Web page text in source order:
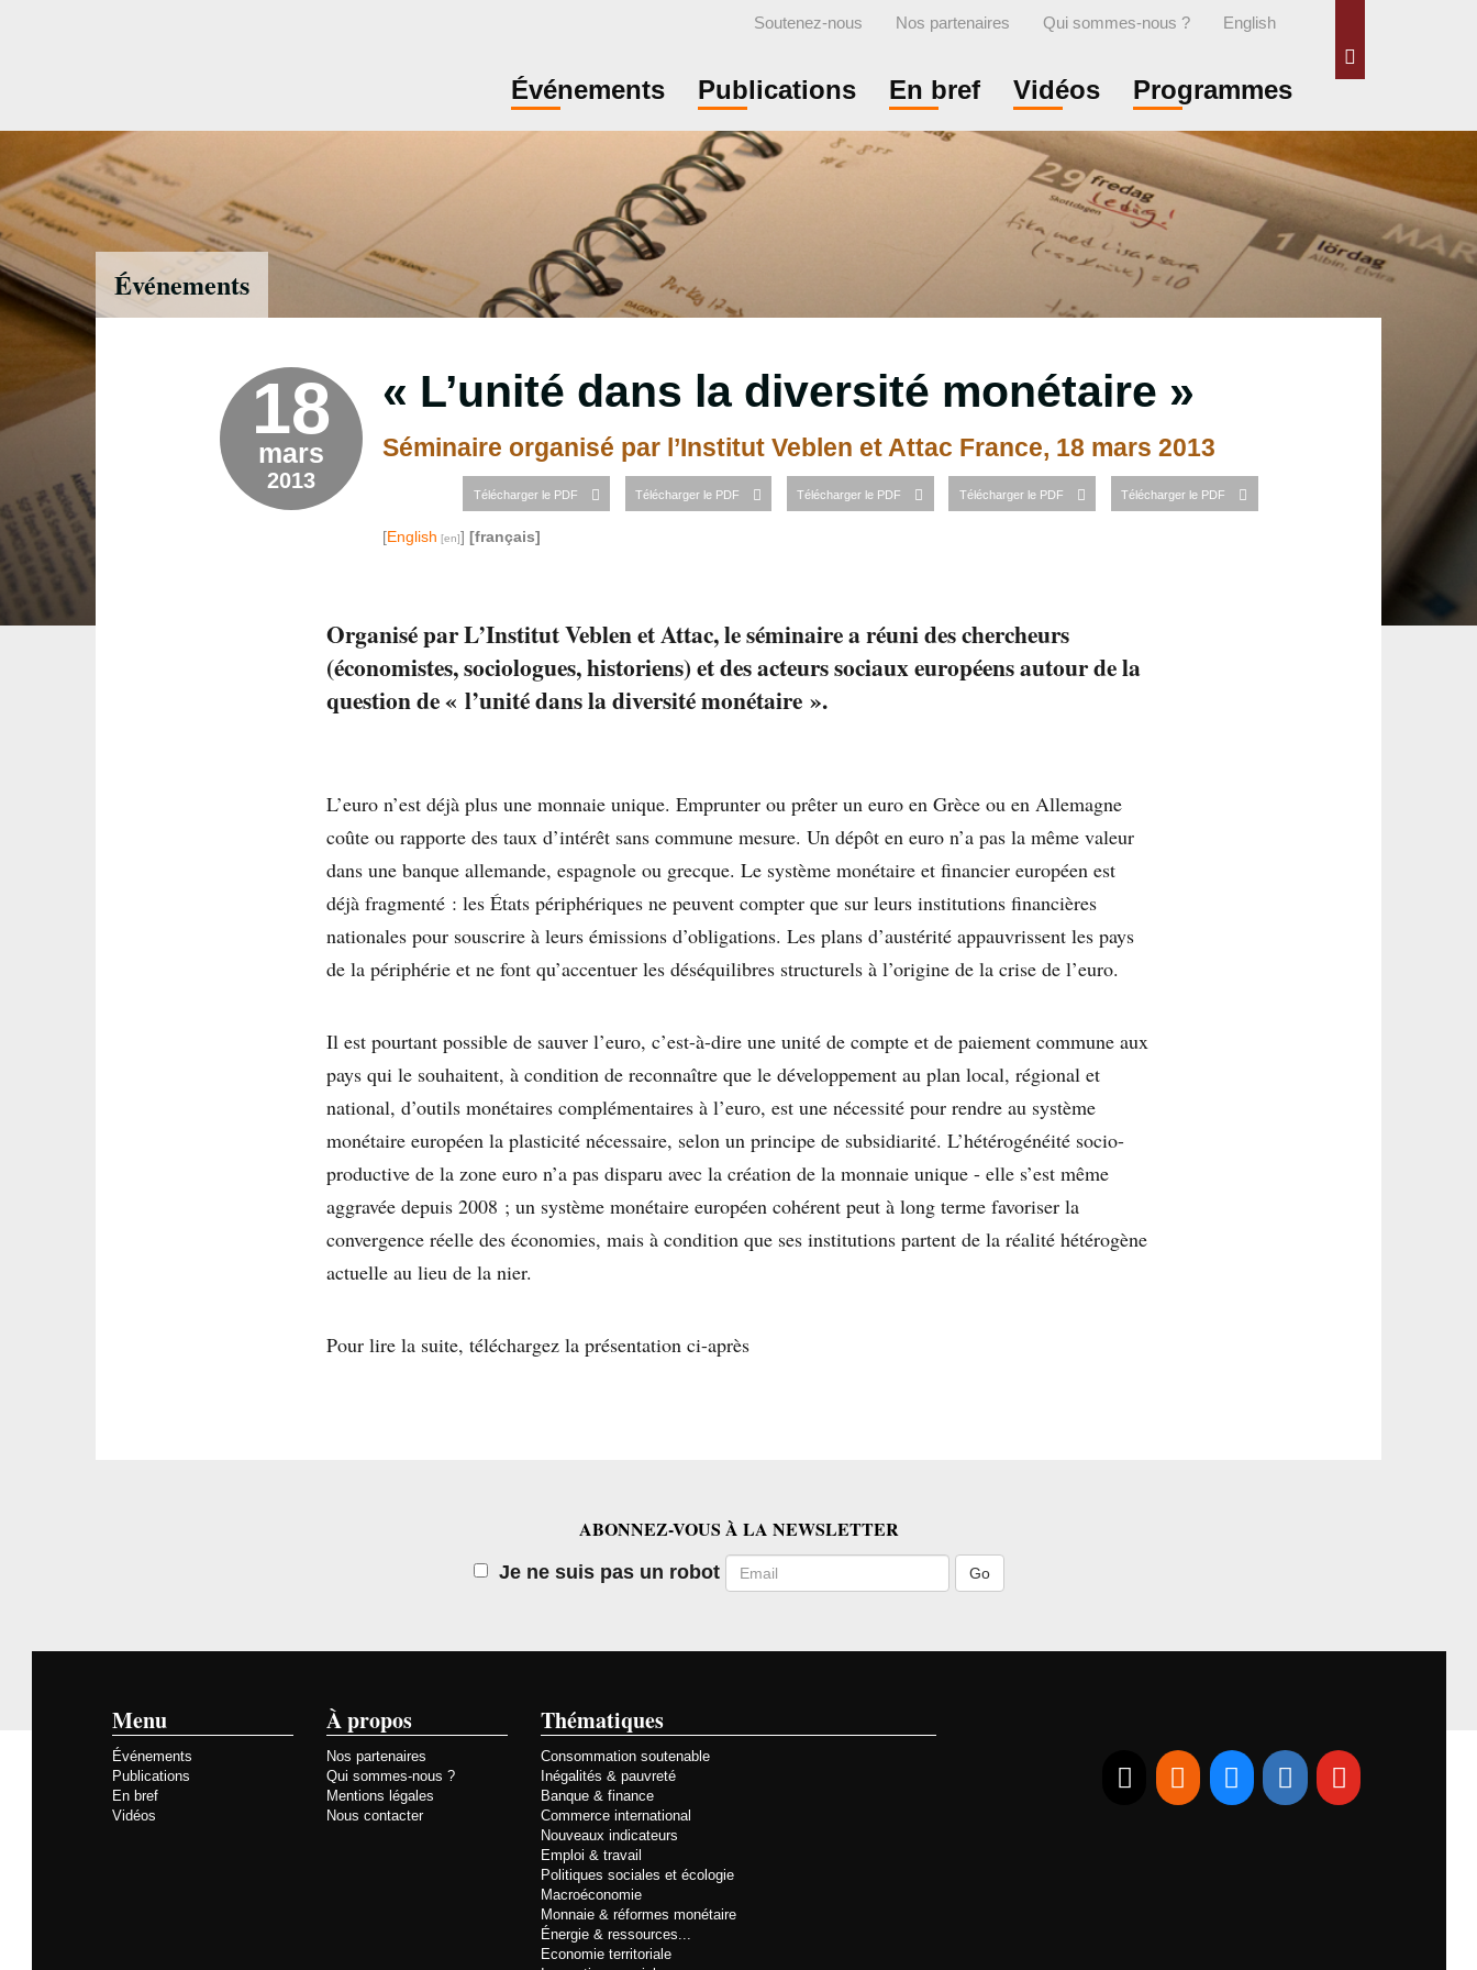
Soutenez-nous Nos partenaires Qui sommes-nous ? English
Événements Publications En bref Vidéos Programmes
Événements
18
mars
2013
« L’unité dans la diversité monétaire »
Séminaire organisé par l’Institut Veblen et Attac France, 18 mars 2013
Télécharger le PDF
Télécharger le PDF
Télécharger le PDF
Télécharger le PDF
Télécharger le PDF
[English ] [français]
Organisé par L’Institut Veblen et Attac, le séminaire a réuni des chercheurs
(économistes, sociologues, historiens) et des acteurs sociaux européens autour de la
question de « l’unité dans la diversité monétaire ».
L’euro n’est déjà plus une monnaie unique. Emprunter ou prêter un euro en Grèce ou en Allemagne
coûte ou rapporte des taux d’intérêt sans commune mesure. Un dépôt en euro n’a pas la même valeur
dans une banque allemande, espagnole ou grecque. Le système monétaire et financier européen est
déjà fragmenté : les États périphériques ne peuvent compter que sur leurs institutions financières
nationales pour souscrire à leurs émissions d’obligations. Les plans d’austérité appauvrissent les pays
de la périphérie et ne font qu’accentuer les déséquilibres structurels à l’origine de la crise de l’euro.
Il est pourtant possible de sauver l’euro, c’est-à-dire une unité de compte et de paiement commune aux
pays qui le souhaitent, à condition de reconnaître que le développement au plan local, régional et
national, d’outils monétaires complémentaires à l’euro, est une nécessité pour rendre au système
monétaire européen la plasticité nécessaire, selon un principe de subsidiarité. L’hétérogénéité socio-
productive de la zone euro n’a pas disparu avec la création de la monnaie unique - elle s’est même
aggravée depuis 2008 ; un système monétaire européen cohérent peut à long terme favoriser la
convergence réelle des économies, mais à condition que ses institutions partent de la réalité hétérogène
actuelle au lieu de la nier.
Pour lire la suite, téléchargez la présentation ci-après
ABONNEZ-VOUS À LA NEWSLETTER
Je ne suis pas un robot Email
Menu
Événements
Publications
En bref
Vidéos
À propos
Nos partenaires
Qui sommes-nous ?
Mentions légales
Nous contacter
Thématiques
Consommation soutenable
Inégalités & pauvreté
Banque & finance
Commerce international
Nouveaux indicateurs
Emploi & travail
Politiques sociales et écologie
Macroéconomie
Monnaie & réformes monétaire
Énergie & ressources...
Economie territoriale